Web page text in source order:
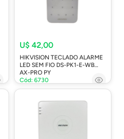
U$ 42,00
HIKVISION TECLADO ALARME
LED SEM FIO DS-PK1-E-WB
AX-PRO PY
Cód: 6730